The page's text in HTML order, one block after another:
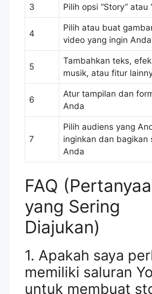
3 Pilih opsi “Story” atau
4
Pilih atau buat
video yang ingin
5
Tambahkan teks,
musik, atau fitur
6
Atur tampilan dan
Anda
7
Pilih audiens yang
inginkan dan bagikan
Anda
FAQ
yang Sering
Diajukan)
1. Apakah saya
memiliki saluran
untuk membuat